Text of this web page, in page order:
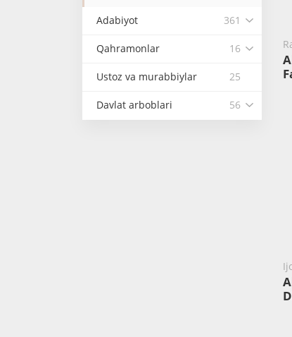
Adabiyot 361
Qahramonlar 16
Ustoz va murabbiylar 25
Davlat arboblari 56